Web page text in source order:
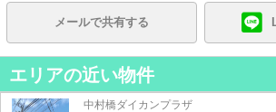
メールで共有する
エリアの近い物件
中村橋ダイカンプラザ